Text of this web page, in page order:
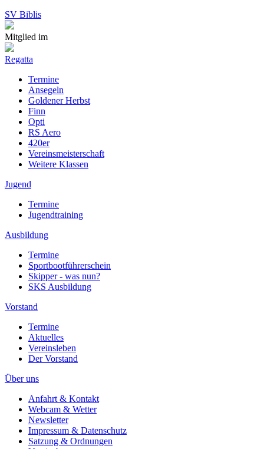
SV Biblis
Mitglied im
Regatta
Termine
Ansegeln
Goldener Herbst
Finn
Opti
RS Aero
420er
Vereinsmeisterschaft
Weitere Klassen
Jugend
Termine
Jugendtraining
Ausbildung
Termine
Sportbootführerschein
Skipper - was nun?
SKS Ausbildung
Vorstand
Termine
Aktuelles
Vereinsleben
Der Vorstand
Über uns
Anfahrt & Kontakt
Webcam & Wetter
Newsletter
Impressum & Datenschutz
Satzung & Ordnungen